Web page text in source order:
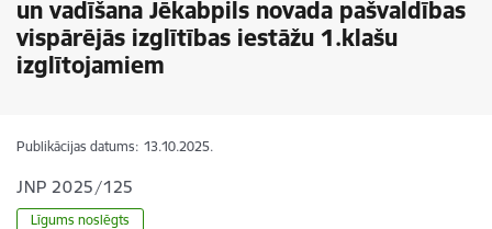
un vadīšana Jēkabpils novada pašvaldības
vispārējās izglītības iestāžu 1.klašu
izglītojamiem
Publikācijas datums: 13.10.2025.
JNP 2025/125
Līgums noslēgts